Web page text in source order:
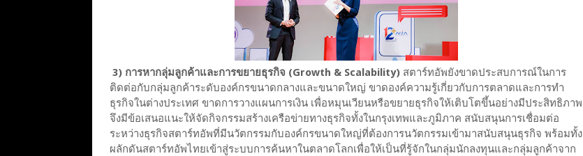
3) การหากลุ่มลูกค้าและการขยายธุรกิจ (Growth & Scalability) สตาร์ทอัพยังขาดประสบการณ์ในการ
ติดต่อกับกลุ่มลูกค้าระดับองค์กรขนาดกลางและขนาดใหญ่ ขาดองค์ความรู้เกี่ยวกับการตลาดและการทำ
ธุรกิจในต่างประเทศ ขาดการวางแผนการเงิน เพื่อหมุนเวียนหรือขยายธุรกิจให้เติบโตขึ้นอย่างมีประสิทธิภาพ
จึงมีข้อเสนอแนะให้จัดกิจกรรมสร้างเครือข่ายทางธุรกิจทั้งในกรุงเทพและภูมิภาค สนับสนุนการเชื่อมต่อ
ระหว่างธุรกิจสตาร์ทอัพที่มีนวัตกรรมกับองค์กรขนาดใหญ่ที่ต้องการนวัตกรรมเข้ามาสนับสนุนธุรกิจ พร้อมทั้ง
ผลักดันสตาร์ทอัพไทยเข้าสู่ระบบการค้นหาในตลาดโลกเพื่อให้เป็นที่รู้จักในกลุ่มนักลงทุนและกลุ่มลูกค้าจาก